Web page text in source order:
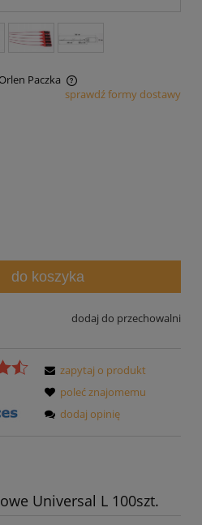
Paczka
kosztów płatności
sprawdź formy dostawy
do koszyka
dodaj do przechowalni
zapytaj o produkt
poleć znajomemu
dodaj opinię
Universal L 100szt.